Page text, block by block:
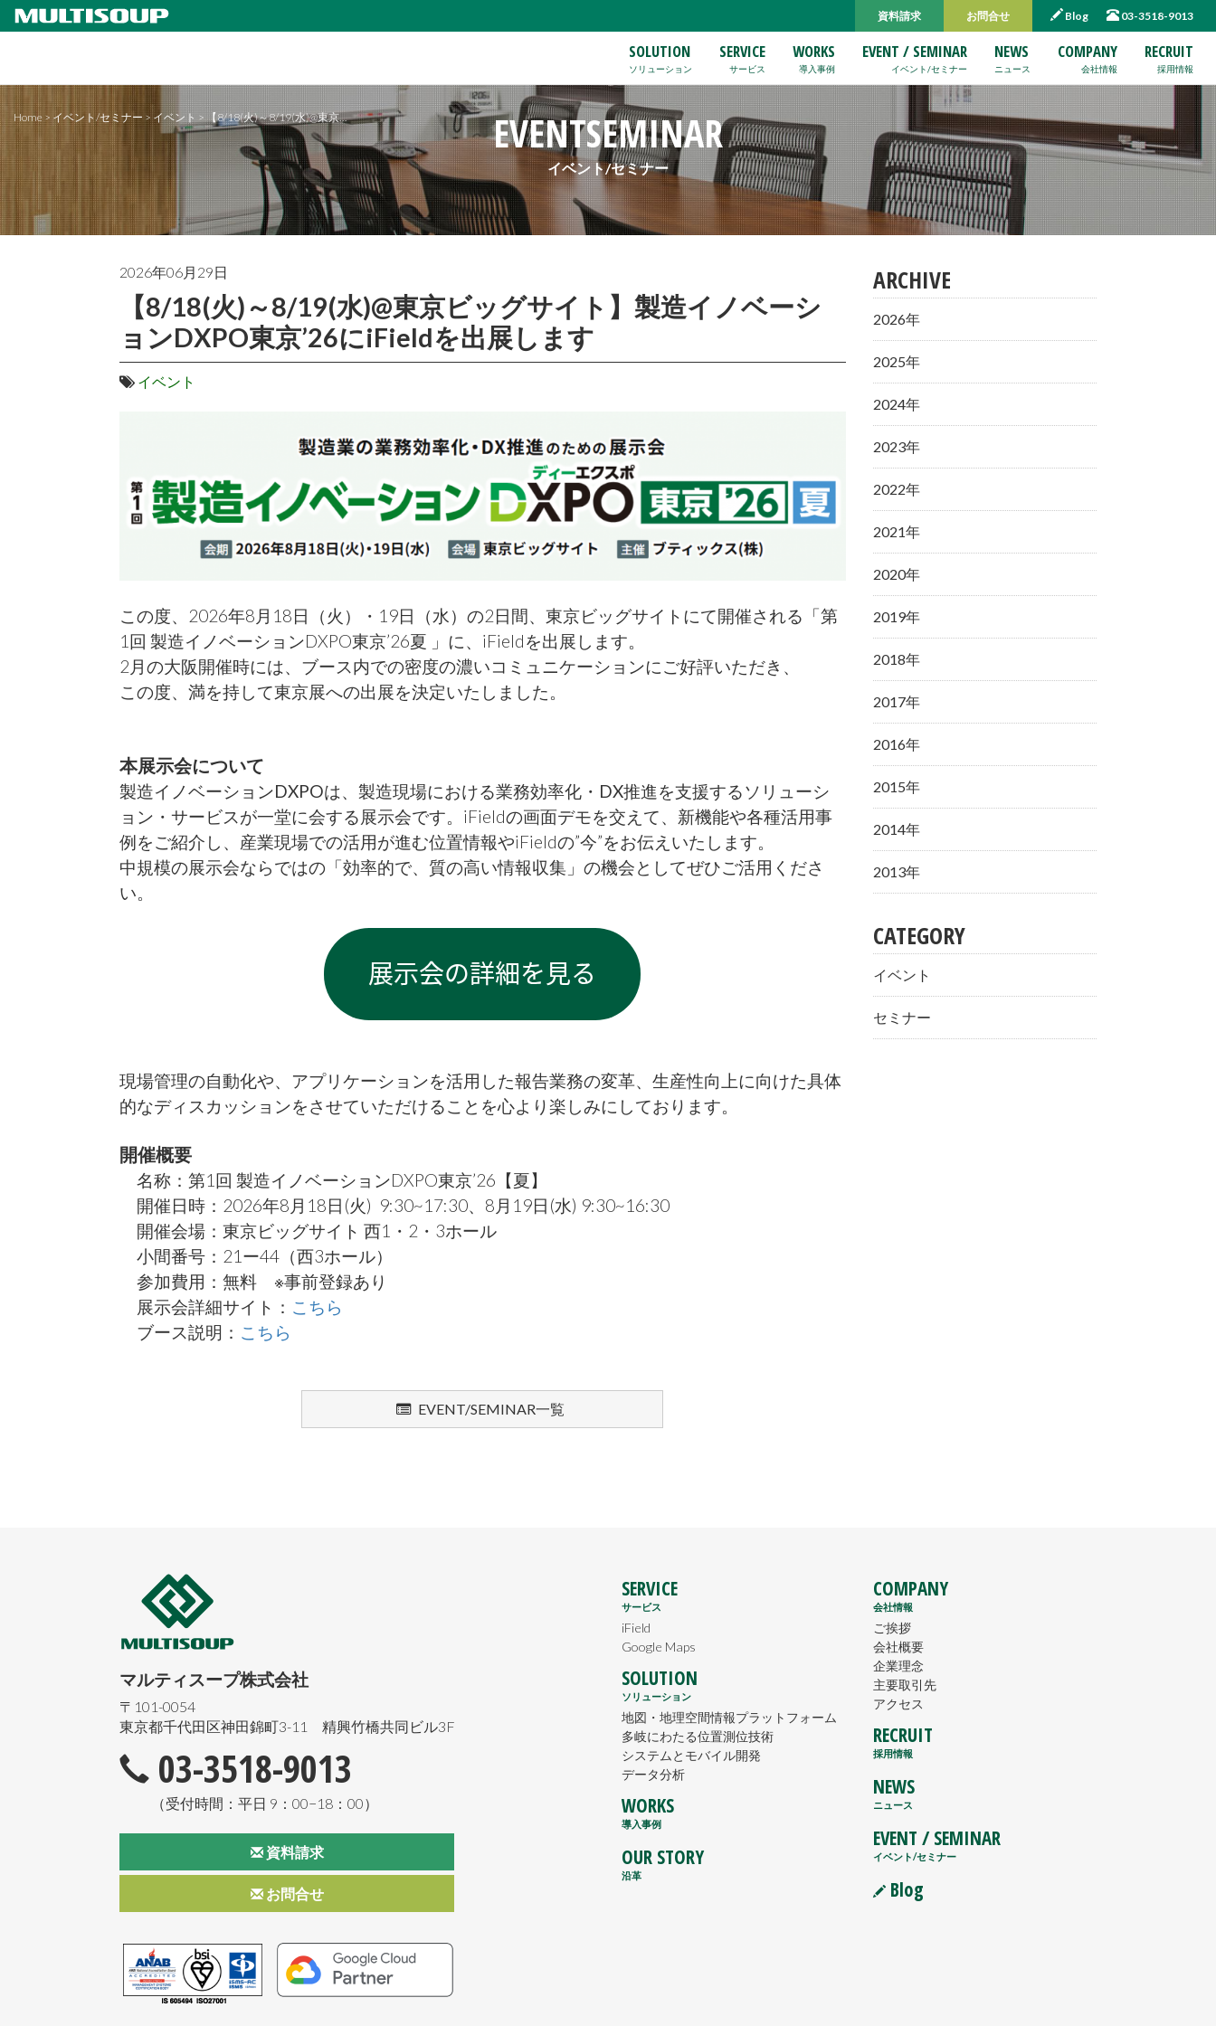
SOLUTION
ソリューション
SERVICE
サービス
WORKS
導入事例
EVENT / SEMINAR
イベント/セミナー
NEWS
ニュース
COMPANY
会社情報
RECRUIT
採用情報
資料請求 お問合せ Blog 03-3518-9013
EVENTSEMINAR
イベント/セミナー
Home > イベント/セミナー > イベント > 【8/18(火)～8/19(水)@東京…
2026年06月29日
【8/18(火)～8/19(水)@東京ビッグサイト】製造イノベーシ
ョンDXPO東京’26にiFieldを出展します
イベント
この度、2026年8月18日（火）・19日（水）の2日間、東京ビッグサイトにて開催される「第
1回 製造イノベーションDXPO東京’26夏 」に、iFieldを出展します。
2月の大阪開催時には、ブース内での密度の濃いコミュニケーションにご好評いただき、
この度、満を持して東京展への出展を決定いたしました。
本展示会について
製造イノベーションDXPOは、製造現場における業務効率化・DX推進を支援するソリューシ
ョン・サービスが一堂に会する展示会です。 iFieldの画面デモを交えて、新機能や各種活用事
例をご紹介し、産業現場での活用が進む位置情報やiFieldの”今”をお伝えいたします。
中規模の展示会ならではの「効率的で、質の高い情報収集」の機会としてぜひご活用くださ
い。
現場管理の自動化や、アプリケーションを活用した報告業務の変革、生産性向上に向けた具体
的なディスカッションをさせていただけることを心より楽しみにしております。
開催概要
名称：第1回 製造イノベーションDXPO東京’26【夏】
開催日時： 2026年8月18日(火) 9:30~17:30、8 月19日(水) 9:30~16:30
開催会場：東京ビッグサイト 西1・2・3ホール
小間番号：21ー44（西3ホール）
参加費用：無料 ※事前登録あり
展示会詳細サイト： こちら
ブース説明： こちら
EVENT/SEMINAR一覧
ARCHIVE
2026年
2025年
2024年
2023年
2022年
2021年
2020年
2019年
2018年
2017年
2016年
2015年
2014年
2013年
CATEGORY
イベント
セミナー
SERVICE
サービス
iField
Google Maps
SOLUTION
ソリューション
地図・地理空間情報プラットフォーム
多岐にわたる位置測位技術
システムとモバイル開発
データ分析
WORKS
導入事例
OUR STORY
沿革
COMPANY
会社情報
ご挨拶
会社概要
企業理念
主要取引先
アクセス
RECRUIT
採用情報
NEWS
ニュース
EVENT / SEMINAR
イベント/セミナー
Blog
マルティスープ株式会社
〒101-0054
東京都千代田区神田錦町3-11 精興竹橋共同ビル3F
03-3518-9013
（受付時間：平日 9：00−18：00）
資料請求
お問合せ